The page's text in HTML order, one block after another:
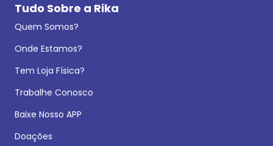
Tudo Sobre a Rika
Quem Somos?
Onde Estamos?
Tem Loja Física?
Trabalhe Conosco
Baixe Nosso APP
Doações